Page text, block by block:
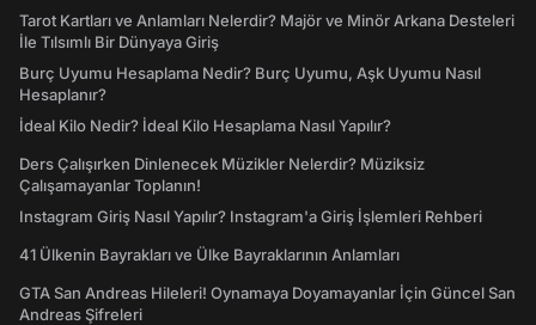
Tarot Kartları ve Anlamları Nelerdir? Majör ve Minör Arkana Desteleri
İle Tılsımlı Bir Dünyaya Giriş
Burç Uyumu Hesaplama Nedir? Burç Uyumu, Aşk Uyumu Nasıl
Hesaplanır?
İdeal Kilo Nedir? İdeal Kilo Hesaplama Nasıl Yapılır?
Ders Çalışırken Dinlenecek Müzikler Nelerdir? Müziksiz
Çalışamayanlar Toplanın!
Instagram Giriş Nasıl Yapılır? Instagram'a Giriş İşlemleri Rehberi
41 Ülkenin Bayrakları ve Ülke Bayraklarının Anlamları
GTA San Andreas Hileleri! Oynamaya Doyamayanlar İçin Güncel San
Andreas Şifreleri